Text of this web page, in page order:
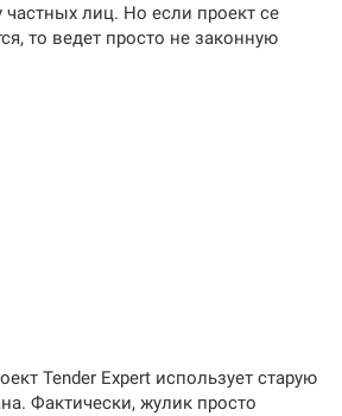
частных лиц. Но если проект се
то ведет просто не законную
Tender Expert использует старую
Фактически, жулик просто